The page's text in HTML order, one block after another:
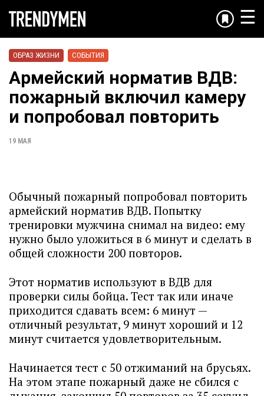
☰
ОБРАЗ ЖИЗНИ СОБЫТИЯ
Армейский норматив ВДВ:
пожарный включил камеру
и попробовал повторить
19 МАЯ
Обычный пожарный попробовал повторить
армейский норматив ВДВ. Попытку
тренировки мужчина снимал на видео: ему
нужно было уложиться в 6 минут и сделать в
общей сложности 200 повторов.
Этот норматив используют в ВДВ для
проверки силы бойца. Тест так или иначе
приходится сдавать всем: 6 минут —
отличный результат, 9 минут хороший и 12
минут считается удовлетворительным.
Начинается тест с 50 отжиманий на брусьях.
На этом этапе пожарный даже не сбился с